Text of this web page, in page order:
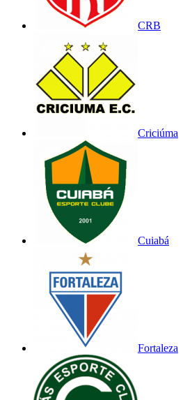
CRB
Criciúma
Cuiabá
Fortaleza